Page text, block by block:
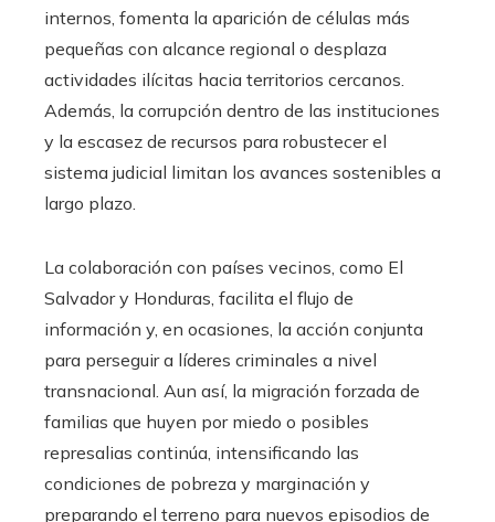
internos, fomenta la aparición de células más
pequeñas con alcance regional o desplaza
actividades ilícitas hacia territorios cercanos.
Además, la corrupción dentro de las instituciones
y la escasez de recursos para robustecer el
sistema judicial limitan los avances sostenibles a
largo plazo.
La colaboración con países vecinos, como El
Salvador y Honduras, facilita el flujo de
información y, en ocasiones, la acción conjunta
para perseguir a líderes criminales a nivel
transnacional. Aun así, la migración forzada de
familias que huyen por miedo o posibles
represalias continúa, intensificando las
condiciones de pobreza y marginación y
preparando el terreno para nuevos episodios de